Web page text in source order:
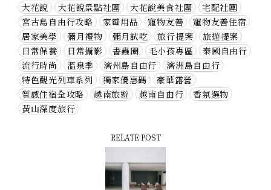
大花說
大花說景點社團 大花說美食社團
宅配社團
宮古島自由行攻略
家電用品 寵物友善
寵物友善住宿
居家美學
彌月禮物 彌月試吃 旅行提案
旅遊提案
日常保養
日常攝影 書蟲圈 毛小孩專區
泰國自由行
流行時尚
溫泉季 濟州島自由行
濟洲島自由行
特色觀光列車系列
獨家優惠碼
豪華露營
質感住宿全攻略
越南旅遊 越南自由行
香氛選物
黃山深度旅行
RELATE POST